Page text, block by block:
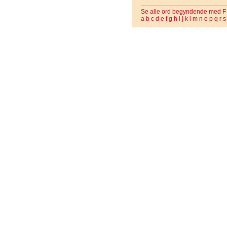
Se alle ord begyndende med F
a b c d e f g h i j k m n o p q r s